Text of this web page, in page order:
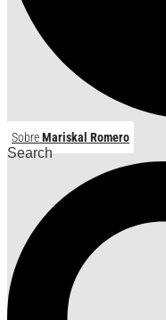
SobreMariskal Romero
Search